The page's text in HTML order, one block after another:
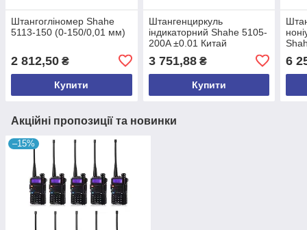
Штангогліномер Shahe
5113-150 (0-150/0,01 мм)
2 812,50 ₴
Купити
Штангенциркуль
індикаторний Shahe 5105-
200A ±0.01 Китай
3 751,88₴
Купити
6
Акційні пропозиції та новинки
–15%